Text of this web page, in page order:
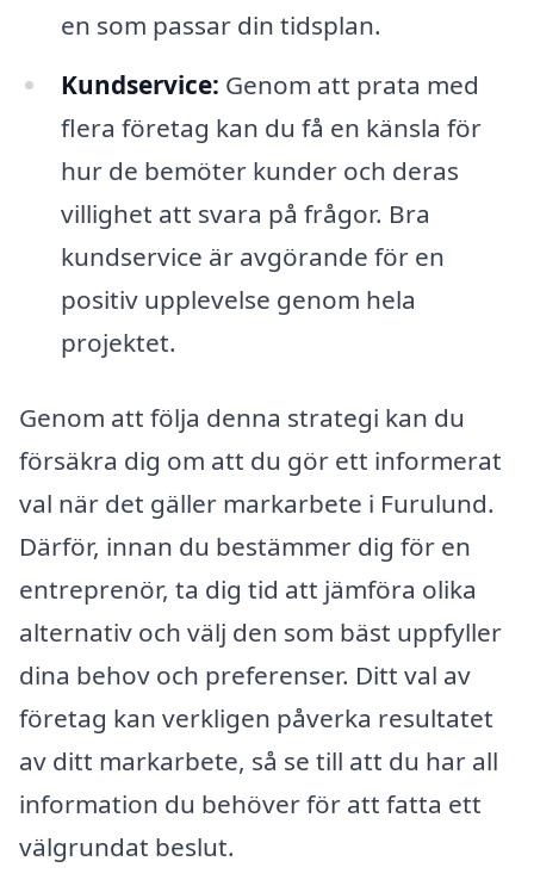
en som passar din tidsplan.
Kundservice: Genom att prata med
flera företag kan du få en känsla för
hur de bemöter kunder och deras
villighet att svara på frågor. Bra
kundservice är avgörande för en
positiv upplevelse genom hela
projektet.
Genom att följa denna strategi kan du
försäkra dig om att du gör ett informerat
val när det gäller markarbete i Furulund.
Därför, innan du bestämmer dig för en
entreprenör, ta dig tid att jämföra olika
alternativ och välj den som bäst uppfyller
dina behov och preferenser. Ditt val av
företag kan verkligen påverka resultatet
av ditt markarbete, så se till att du har all
information du behöver för att fatta ett
välgrundat beslut.